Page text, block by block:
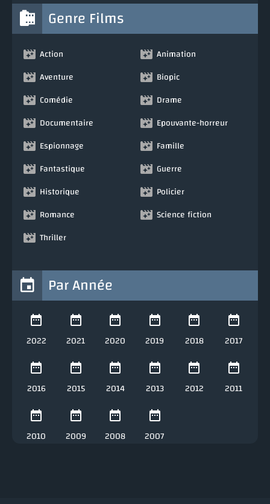
Genre Films
Action
Animation
Aventure
Biopic
Comédie
Drame
Documentaire
Epouvante-horreur
Espionnage
Famille
Fantastique
Guerre
Historique
Policier
Romance
Science fiction
Thriller
Par Année
2022 2021 2020 2019 2018 2017
2016 2015 2014 2013 2012 2011
2010 2009 2008 2007